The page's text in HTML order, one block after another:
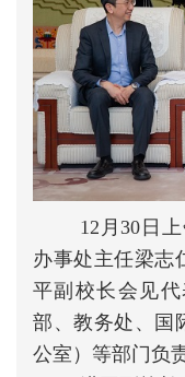
12月30日
办事处主任梁志
平副校长会见
部、教务处、国
公室）等部门负